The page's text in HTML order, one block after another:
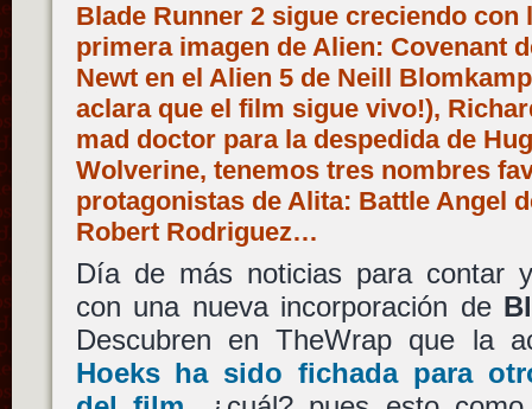
Blade Runner 2 sigue creciendo con
primera imagen de Alien: Covenant
Newt en el Alien 5 de Neill
aclara que el film sigue vivo!),
mad doctor para la despedida de
Wolverine, tenemos tres nombres
protagonistas de Alita: Battle Angel
Robert Rodriguez…
Día de más noticias para contar
con una nueva incorporación de
Descubren en TheWrap que la
Hoeksha sido fichada para